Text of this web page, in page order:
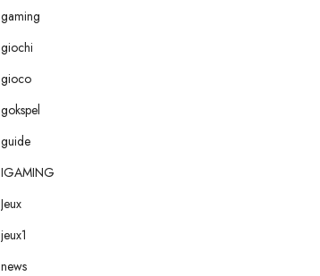
gaming
giochi
gioco
gokspel
guide
IGAMING
Jeux
jeux1
news